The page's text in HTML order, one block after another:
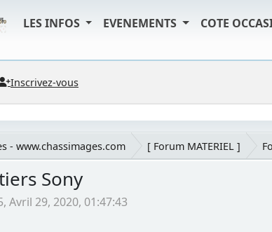
LES INFOS EVENEMENTS COTE
Inscrivez-vous
- www.chassimages.com [ Forum MATERIEL ]
Sony
29, 2020, 01:47:43